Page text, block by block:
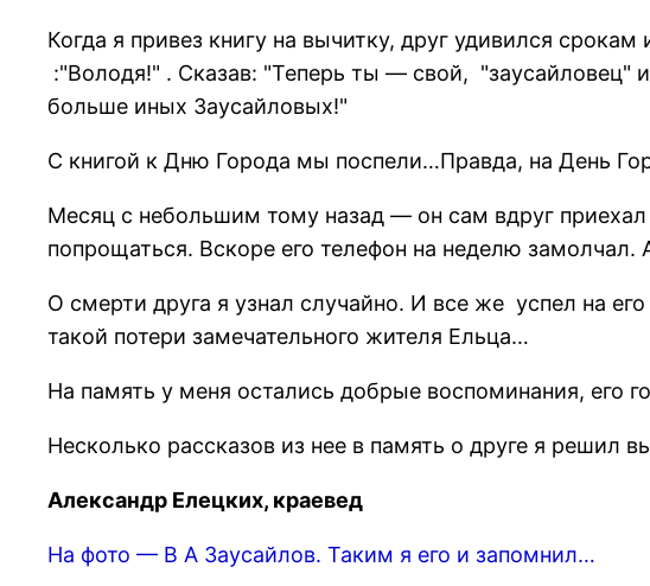
Когда я привез книгу на вычитку, друг удивился
:"Володя!" . Сказав: "Теперь ты — свой,
больше иных Заусайловых!"
С книгой к Дню Города мы поспели…Правда, на День
Месяц с небольшим тому назад — он сам вдруг
попрощаться. Вскоре его телефон на неделю
О смерти друга я узнал случайно. И все же успел на
такой потери замечательного жителя Ельца…
На память у меня остались добрые воспоминания,
Несколько рассказов из нее в память о друге я решил
Александр Елецких, краевед
На фото — В А Заусайлов. Таким я его и запомнил…